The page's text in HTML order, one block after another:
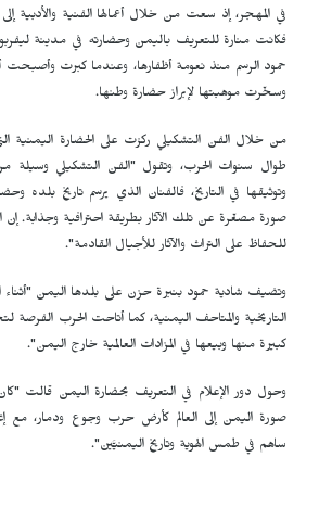
في المهجر، إذ سعت من خلال أعمالها الفنية والأدبية
فكانت منارة للتعريف باليمن وحضارته في مدينة
حمود الرسم منذ نعومة أظفارها، وعندما كبرت وأصبحت
وسخّرت موهبتها لإبراز حضارة وطنها.
من خلال الفن التشكيلي ركزت على الحضارة اليمنية
طوال سنوات الحرب، وتقول "الفن التشكيلي وسيلة من
وتوثيقها في التاريخ، فالفنان الذي يرسم تاريخ بلده
صورة مصغّرة عن تلك الآثار بطريقة احترافية وجذابة. إن
للحفاظ على التراث والآثار للأجيال القادمة".
وتضيف شادية حمود بنبرة حزن على بلدها اليمن
التاريخية والمتاحف اليمنية، كما أتاحت الحرب الفرصة
كبيرة منها وبيعها في المزادات العالمية خارج اليمن".
وحول دور الإعلام في التعريف بحضارة اليمن قالت
صورة اليمن إلى العالم كأرض حرب وجوع ودمار، مع
ساهم في طمس الهوية وتاريخ اليمنيَّين".